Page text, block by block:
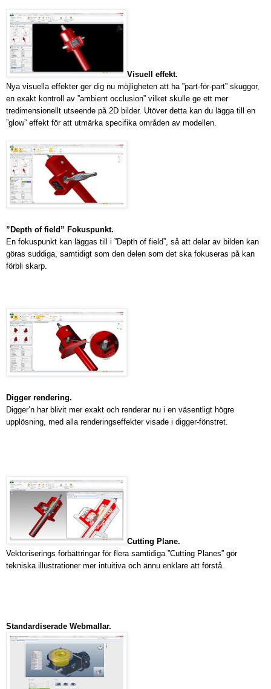
Visuell effekt.
Nya visuella effekter ger dig nu möjligheten att ha ”part-för-part” skuggor,
en exakt kontroll av ”ambient occlusion” vilket skulle ge ett mer
tredimensionellt utseende på 2D bilder. Utöver detta kan du lägga till en
”glow” effekt för att utmärka specifika områden av modellen.
”Depth of field” Fokuspunkt.
En fokuspunkt kan läggas till i ”Depth of field”, så att delar av bilden kan
göras suddiga, samtidigt som den delen som det ska fokuseras på kan
förbli skarp.
Digger rendering.
Digger’n har blivit mer exakt och renderar nu i en väsentligt högre
upplösning, med alla renderingseffekter visade i digger-fönstret.
Cutting Plane.
Vektoriserings förbättringar för flera samtidiga ”Cutting Planes” gör
tekniska illustrationer mer intuitiva och ännu enklare att förstå.
Standardiserade Webmallar.